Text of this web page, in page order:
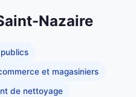
Nazaire
et magasiniers
de nettoyage